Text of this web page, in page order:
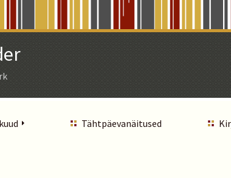
Tähtpäevanäitused